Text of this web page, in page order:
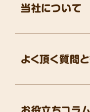
お役立ちコラム
よく頂く質問
当社について